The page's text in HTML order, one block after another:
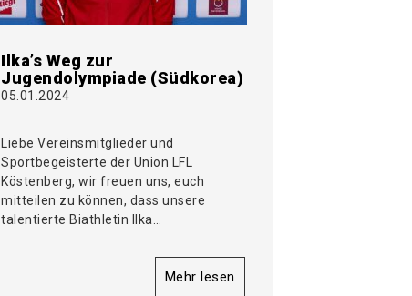
Ilka’s Weg zur
Jugendolympiade (Südkorea)
05.01.2024
Liebe Vereinsmitglieder und
Sportbegeisterte der Union LFL
Köstenberg, wir freuen uns, euch
mitteilen zu können, dass unsere
talentierte Biathletin Ilka…
Mehr lesen